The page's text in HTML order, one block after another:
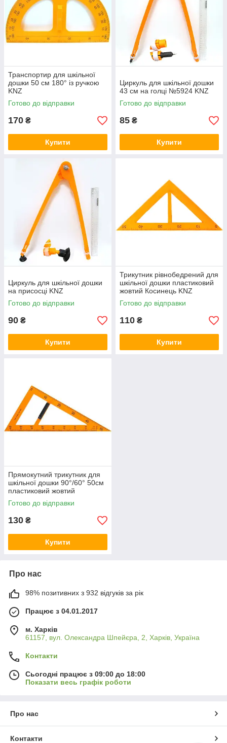
Транспортир для шкільної
дошки 50 см 180° із ручкою
KNZ
Готово до відправки
170 ₴
Купити
Циркуль для шкільної дошки
43 см на голці №5924 KNZ
Готово до відправки
85 ₴
Купити
Циркуль для шкільної дошки
на присосці KNZ
Готово до відправки
90 ₴
Купити
Трикутник рівнобедрений для
шкільної дошки пластиковий
жовтий Косинець KNZ
Готово до відправки
110 ₴
Купити
Прямокутний трикутник для
шкільної дошки 90°/60° 50см
пластиковий жовтий
Косинець KNZ
Готово до відправки
130 ₴
Купити
Про нас
98% позитивних з 932 відгуків за рік
Працює з 04.01.2017
м. Харків
61157, вул. Олександра Шпейєра, 2, Харків, Україна
Контакти
Сьогодні працює з 09:00 до 18:00
Показати весь графік роботи
Про нас
Контакти